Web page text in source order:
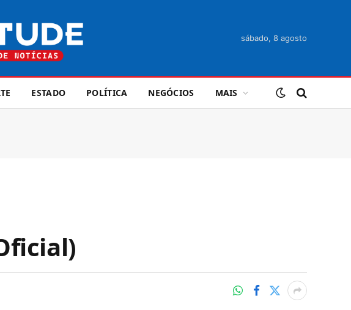
sábado, 8 agosto
ESTADO POLÍTICA NEGÓCIOS MAIS